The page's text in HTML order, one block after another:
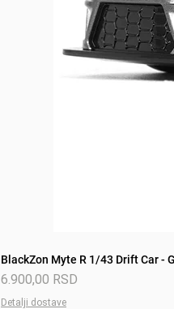
BlackZon Myte R 1/43 Drift Car -
Price
6.900,00 RSD
Detalji dostave